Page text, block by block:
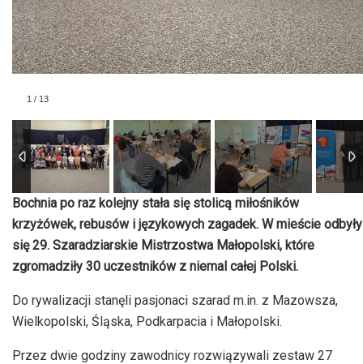
1 / 13
Bochnia po raz kolejny stała się stolicą miłośników
krzyżówek, rebusów i językowych zagadek. W mieście odbyły
się 29. Szaradziarskie Mistrzostwa Małopolski, które
zgromadziły 30 uczestników z niemal całej Polski.
Do rywalizacji stanęli pasjonaci szarad m.in. z Mazowsza,
Wielkopolski, Śląska, Podkarpacia i Małopolski.
Przez dwie godziny zawodnicy rozwiązywali zestaw 27